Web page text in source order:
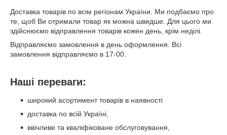
Доставка товарів по всім регіонам України. Ми подбаємо про
те, щоб Ви отримали товар як можна швидше. Для цього ми
здійснюємо відправлення товарів кожен день, крім неділі.
Відправляємо замовлення в день оформлення. Всі
замовлення відправляємо в 17-00.
Наші переваги:
широкий асортимент товарів в наявності
доставка по всій Україні,
ввічливе та кваліфіковане обслуговування,